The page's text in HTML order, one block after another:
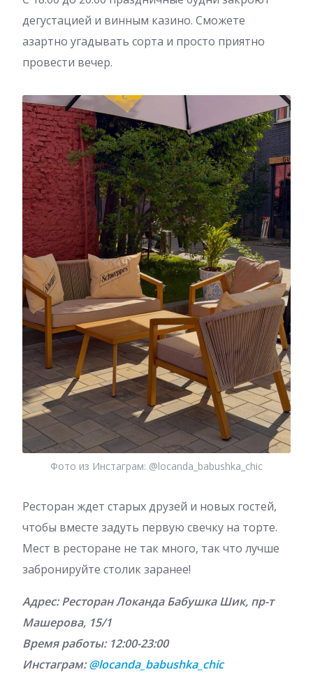
дегустацией и винным казино. Сможете
азартно угадывать сорта и просто приятно
провести вечер.
Фото из Инстаграм: @locanda_babushka_chic
Ресторан ждет старых друзей и новых гостей,
чтобы вместе задуть первую свечку на торте.
Мест в ресторане не так много, так что лучше
забронируйте столик заранее!
Адрес: Ресторан Локанда Бабушка Шик, пр-т
Машерова, 15/1
Время работы: 12:00-23:00
Инстаграм:@locanda_babushka_chic